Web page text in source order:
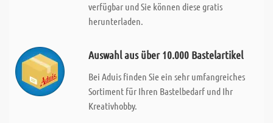
verfügbar und Sie können diese gratis
herunterladen.
Auswahl aus über 10.000 Bastelartikel
Bei Aduis finden Sie ein sehr umfangreiches
Sortiment für Ihren Bastelbedarf und Ihr
Kreativhobby.